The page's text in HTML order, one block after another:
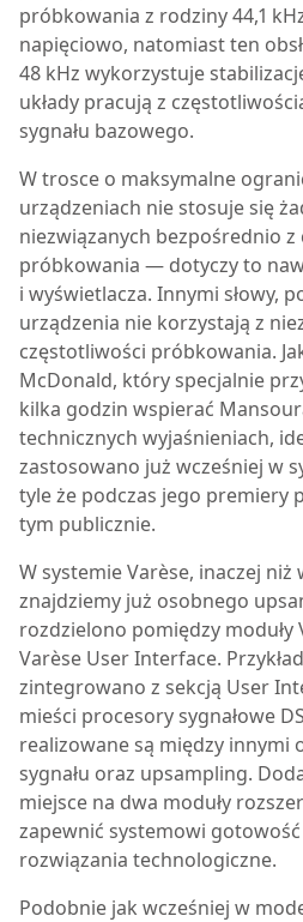
próbkowania z rodziny 44,1
napięciowo, natomiast ten
48 kHz wykorzystuje
układy pracują z
sygnału bazowego.
W trosce o maksymalne
urządzeniach nie stosuje się
niezwiązanych bezpośrednio
próbkowania — dotyczy to
i wyświetlacza. Innymi słowy,
urządzenia nie korzystają z
częstotliwości próbkowania.
McDonald, który specjalnie
kilka godzin wspierać
technicznych wyjaśnieniach,
zastosowano już wcześniej w
tyle że podczas jego premiery
tym publicznie.
W systemie Varèse, inaczej
znajdziemy już osobnego
rozdzielono pomiędzy moduły
Varèse User Interface.
zintegrowano z sekcją User
mieści procesory sygnałowe
realizowane są między innymi
sygnału oraz upsampling.
miejsce na dwa moduły
zapewnić systemowi gotowość
rozwiązania technologiczne.
Podobnie jak wcześniej w